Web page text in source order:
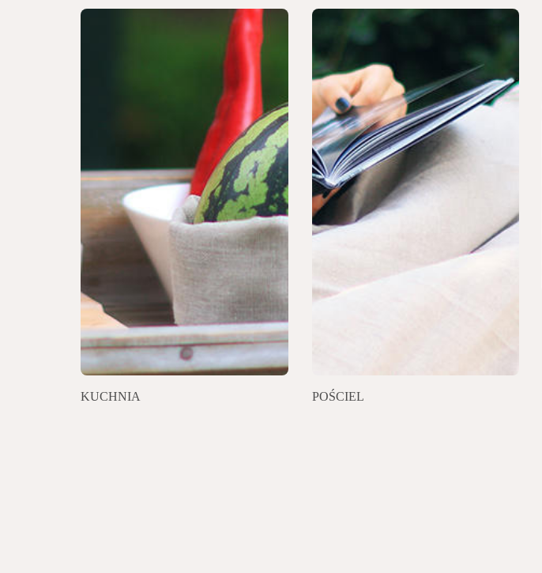
KUCHNIA POŚCIEL